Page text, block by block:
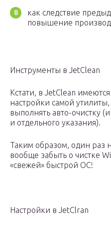
как следствие
повышение
Инструменты в JetClean
Кстати, в JetClean
настройки самой
выполнять авто-очистку
и отдельного указания).
Таким образом, один раз
вообще забыть о чистке
«свежей» быстрой ОС!
Настройки в JetClran